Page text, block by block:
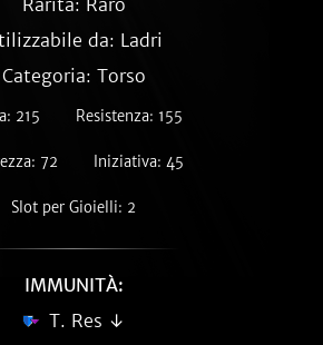
Rarità: Raro
da: Ladri
Categoria: Torso
215 Resistenza: 155
72 Iniziativa: 45
Slot per Gioielli: 2
IMMUNITÀ:
T. Res ↓